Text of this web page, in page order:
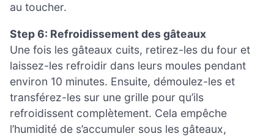
au toucher.
Step 6: Refroidissement des gâteaux
Une fois les gâteaux cuits, retirez-les du four et
laissez-les refroidir dans leurs moules pendant
environ 10 minutes. Ensuite, démoulez-les et
transférez-les sur une grille pour qu’ils
refroidissent complètement. Cela empêche
l’humidité de s’accumuler sous les gâteaux,